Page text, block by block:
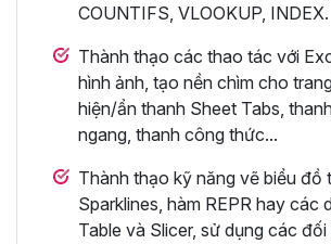
COUNTIFS, VLOOKUP, INDEX.
Thành thạo các thao tác với
hình ảnh, tạo nền chìm cho
hiện/ẩn thanh Sheet Tabs,
ngang, thanh công thức...
Thành thạo kỹ năng vẽ biểu đồ
Sparklines, hàm REPR hay các
Table và Slicer, sử dụng các